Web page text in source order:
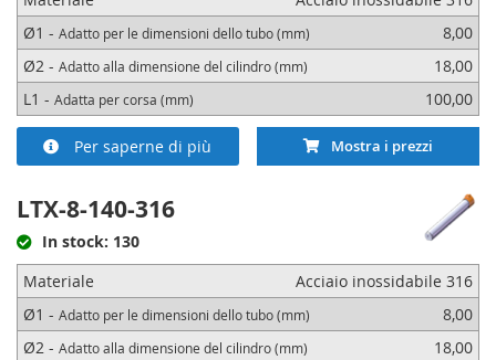
Ø1 - Adatto per le dimensioni dello tubo (mm)
8,00
Ø2 - Adatto alla dimensione del cilindro (mm)
18,00
L1 - Adatta per corsa (mm) 100,00
Per saperne di più Mostra i prezzi
LTX-8-140-316
In stock: 130
Materiale
Acciaio inossidabile 316
Ø1 - Adatto per le dimensioni dello tubo (mm)
8,00
Ø2 - Adatto alla dimensione del cilindro (mm)
18,00